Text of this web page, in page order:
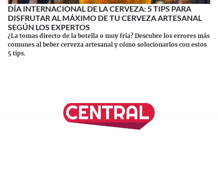
DÍA INTERNACIONAL DE LA CERVEZA: 5 TIPS PARA
DISFRUTAR AL MÁXIMO DE TU CERVEZA ARTESANAL
SEGÚN LOS EXPERTOS
¿La tomas directo de la botella o muy fría? Descubre los errores más
comunes al beber cerveza artesanal y cómo solucionarlos con estos
5 tips.